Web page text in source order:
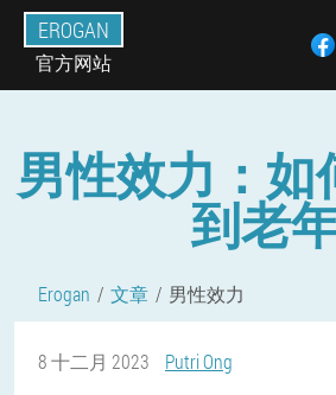
EROGAN
官方网站
男性效力：如
到老
Erogan 文章 男性效力
8 十二月 2023
Putri Ong